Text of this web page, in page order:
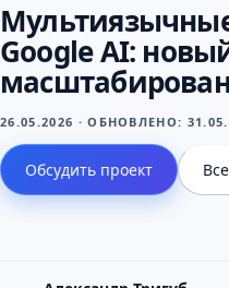
Google AI:
26.05.2026 · ОБНОВЛЕНО:
Обсудить проект